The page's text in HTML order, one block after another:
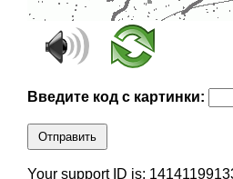
Введите код с картинки:
Отправить
Your support ID is: